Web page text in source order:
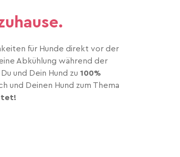
für Hunde direkt vor der
Abkühlung während der
und Dein Hund zu 100%
und Deinen Hund zum Thema